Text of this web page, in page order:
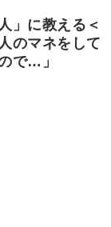
」に教える＜
のマネをして
で…」